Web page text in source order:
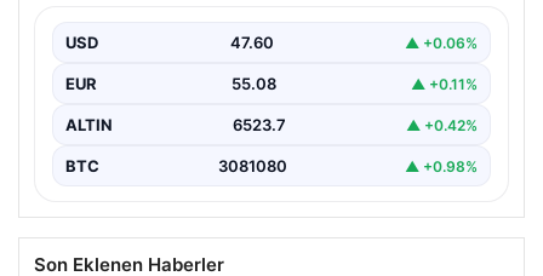
maddelerinden biri olan petrol fiyatlarındaki hareketlilik,
özellikle Orta…
USD 47.60 ▲ +0.06%
EUR 55.08 ▲ +0.11%
ALTIN 6523.7 ▲ +0.42%
BTC 3081080 ▲ +0.98%
Son Eklenen Haberler